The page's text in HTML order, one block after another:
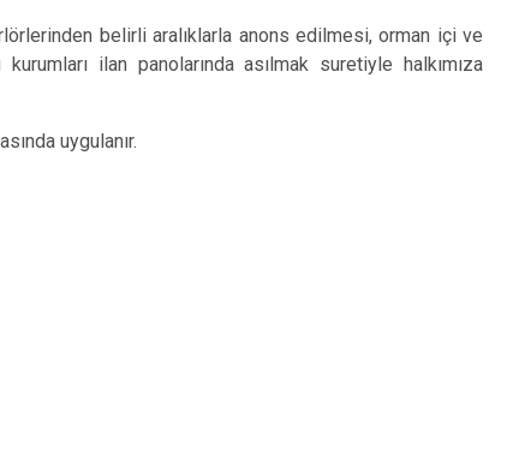
belirli aralıklarla anons edilmesi, orman içi ve
ilan panolarında asılmak suretiyle halkımıza
uygulanır.